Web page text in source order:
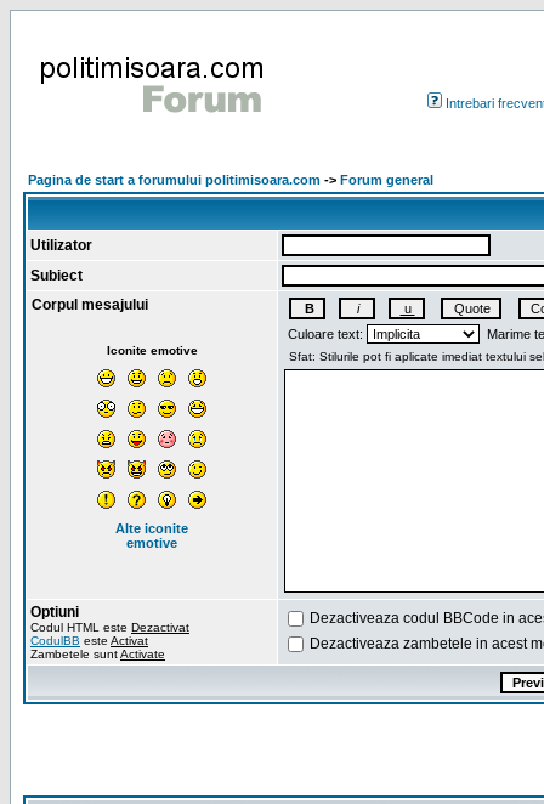
Intrebari
Pagina de start a forumului politimisoara.com -> Forum general
Utilizator
Subiect
Corpul mesajului
Iconite emotive
Alte iconite
emotive
Culoare text: Marime
Optiuni
Codul HTML este Dezactivat
CodulBB este Activat
Zambetele suntActivate
Dezactiveaza codul BBCode in
Dezactiveaza zambetele in acest